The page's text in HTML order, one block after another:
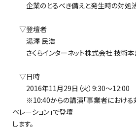
企業のとるべき備えと発生時の対処法
▽登壇者
湯澤 民浩
さくらインターネット株式会社 技術本
▽日時
2016年11月29日（火）9:30～12:00
※10:40からの講演「事業者における
ペレーション」で登壇
します。